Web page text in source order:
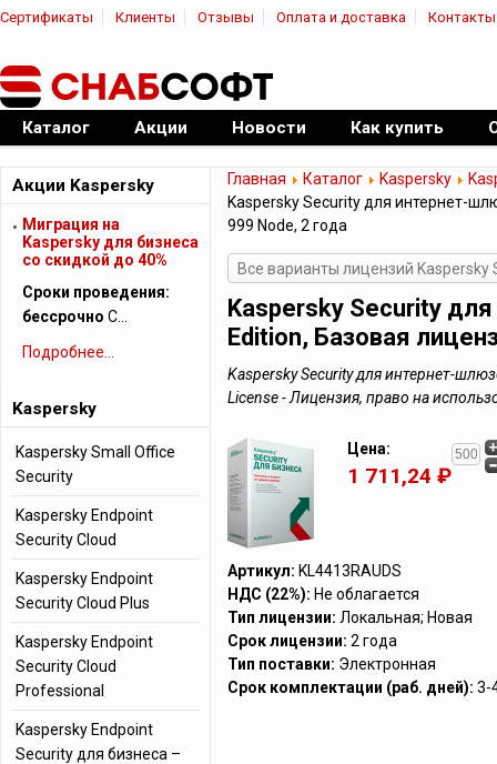
Сертификаты Клиенты Отзывы Оплата и доставка Контакты
Официальный дилер ПО
Каталог Акции Новости Как купить
Главная Каталог Kaspersky
Kaspersky Security для интернет-
999 Node, 2 года
Все варианты лицензий
Kaspersky Security
Edition, Базовая
Kaspersky Security для интернет-
License - Лицензия, право на
Цена:
1 711,24 ₽
Артикул: KL4413RAUDS
НДС (22%): Не облагается
Тип лицензии: Локальная; Новая
Срок лицензии: 2 года
Тип поставки: Электронная
Срок комплектации (раб. дней): 3-
Акции Kaspersky
Миграция на
Kaspersky для бизнеса
cо скидкой до 40%
Сроки проведения:
бессрочно С…
Подробнее...
Kaspersky
Kaspersky Small Office
Security
Kaspersky Endpoint
Security Cloud
Kaspersky Endpoint
Security Cloud Plus
Kaspersky Endpoint
Security Cloud
Professional
Kaspersky Endpoint
Security для бизнеса –